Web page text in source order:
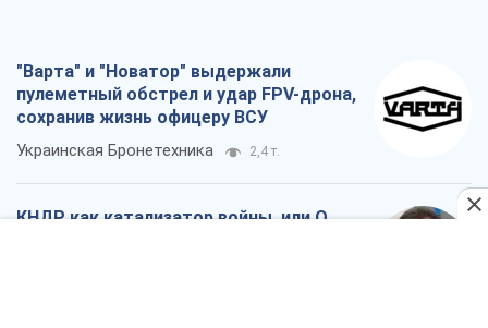
"Варта" и "Новатор" выдержали
пулеметный обстрел и удар FPV-дрона,
сохранив жизнь офицеру ВСУ
Украинская Бронетехника 2,4 т.
КНДР как катализатор войны, или О